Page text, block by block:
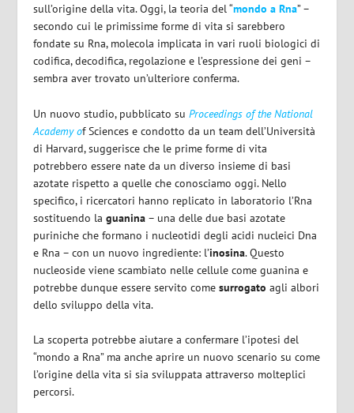
sull’origine della vita. Oggi, la teoria del “mondo a Rna” –
secondo cui le primissime forme di vita si sarebbero
fondate su Rna, molecola implicata in vari ruoli biologici di
codifica, decodifica, regolazione e l’espressione dei geni –
sembra aver trovato un’ulteriore conferma.
Un nuovo studio, pubblicato suProceedings of the National
Academy of Sciences e condotto da un team dell’Università
di Harvard, suggerisce che le prime forme di vita
potrebbero essere nate da un diverso insieme di basi
azotate rispetto a quelle che conosciamo oggi. Nello
specifico, i ricercatori hanno replicato in laboratorio l’Rna
sostituendo laguanina – una delle due basi azotate
puriniche che formano i nucleotidi degli acidi nucleici Dna
e Rna – con un nuovo ingrediente: l’inosina. Questo
nucleoside viene scambiato nelle cellule come guanina e
potrebbe dunque essere servito come surrogato agli albori
dello sviluppo della vita.
La scoperta potrebbe aiutare a confermare l’ipotesi del
“mondo a Rna” ma anche aprire un nuovo scenario su come
l’origine della vita si sia sviluppata attraverso molteplici
percorsi.